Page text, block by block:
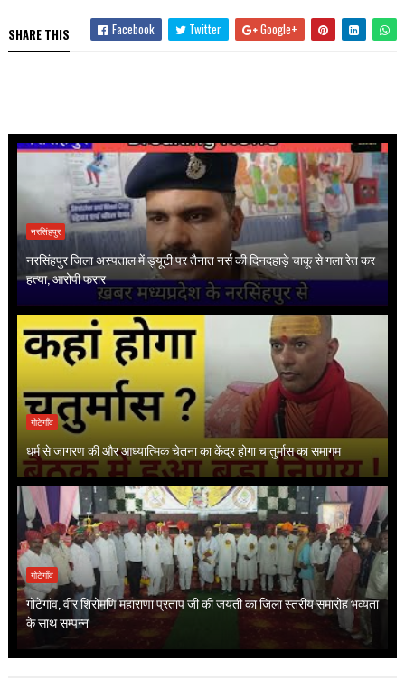
SHARE THIS Facebook Twitter Google+
नरसिंहपुर
नरसिंहपुर जिला अस्पताल में ड्यूटी पर तैनात नर्स की दिनदहाड़े चाकू से गला रेत कर
हत्या, आरोपी फरार
गोटेगाँव
धर्म से जागरण की और आध्यात्मिक चेतना का केंद्र होगा चातुर्मास का समागम
गोटेगाँव
गोटेगांव, वीर शिरोमणि महाराणा प्रताप जी की जयंती का जिला स्तरीय समारोह भव्यता
के साथ सम्पन्न